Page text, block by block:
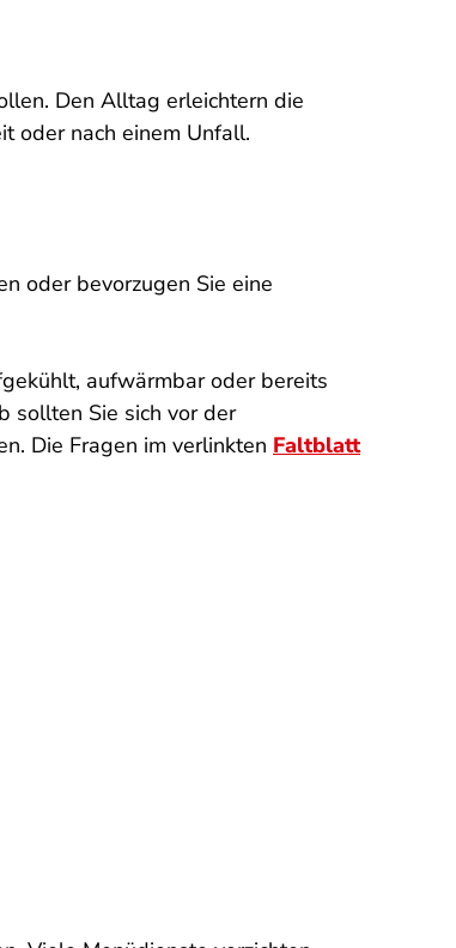
Den Alltag erleichtern die
oder nach einem Unfall.
oder bevorzugen Sie eine
aufwärmbar oder bereits
sollten Sie sich vor der
Die Fragen im verlinkten Faltblatt